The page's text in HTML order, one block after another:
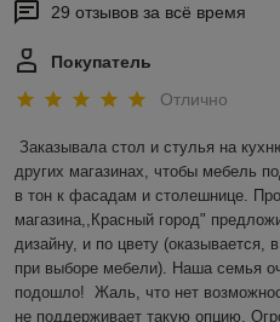
29 отзывов за всё время
Покупатель
Отлично
Заказывала стол и стулья на
других магазинах, чтобы мебель
в тон к фасадам и столешнице.
магазина,,Красный город"
дизайну, и по цвету (оказывается,
при выборе мебели). Наша семья
подошло!  Жаль, что нет
не поддерживает такую опцию.